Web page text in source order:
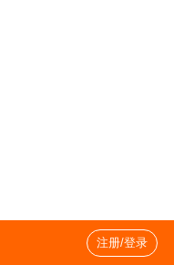
注册/登录